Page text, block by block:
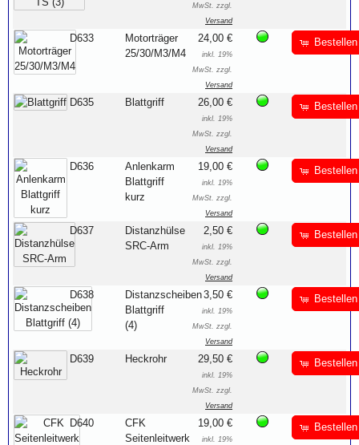
MwSt. zzgl.
Versand
D633
Motorträger
25/30/M3/M4
24,00 €
inkl. 19%
MwSt. zzgl.
Versand
Bestellen
D635 Blattgriff 26,00 €
inkl. 19%
MwSt. zzgl.
Versand
Bestellen
D636
Anlenkarm
Blattgriff
kurz
19,00 €
inkl. 19%
MwSt. zzgl.
Versand
Bestellen
D637
Distanzhülse
SRC-Arm
2,50 €
inkl. 19%
MwSt. zzgl.
Versand
Bestellen
D638
Distanzscheiben
Blattgriff
(4)
3,50 €
inkl. 19%
MwSt. zzgl.
Versand
Bestellen
D639 Heckrohr 29,50 €
inkl. 19%
MwSt. zzgl.
Versand
Bestellen
D640
CFK
Seitenleitwerk
19,00 €
inkl. 19%
Bestellen